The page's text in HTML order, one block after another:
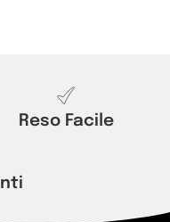
Reso Facile